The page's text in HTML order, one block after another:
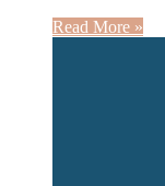
Read More »